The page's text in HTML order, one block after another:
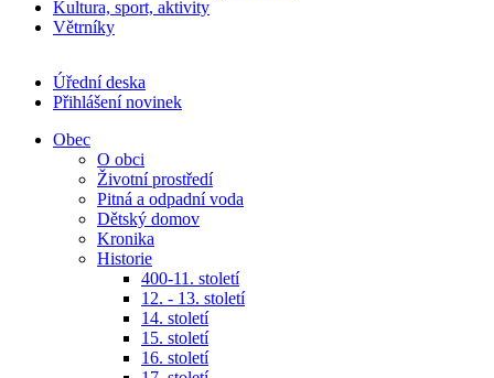
Kultura, sport, aktivity
Větrníky
Úřední deska
Přihlášení novinek
Obec
O obci
Životní prostředí
Pitná a odpadní voda
Dětský domov
Kronika
Historie
400-11. století
12. - 13. století
14. století
15. století
16. století